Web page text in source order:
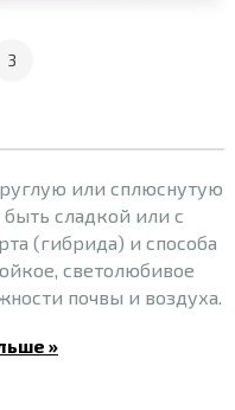
3
или сплюснутую
сладкой или с
(гибрида) и способа
светолюбивое
почвы и воздуха.
»